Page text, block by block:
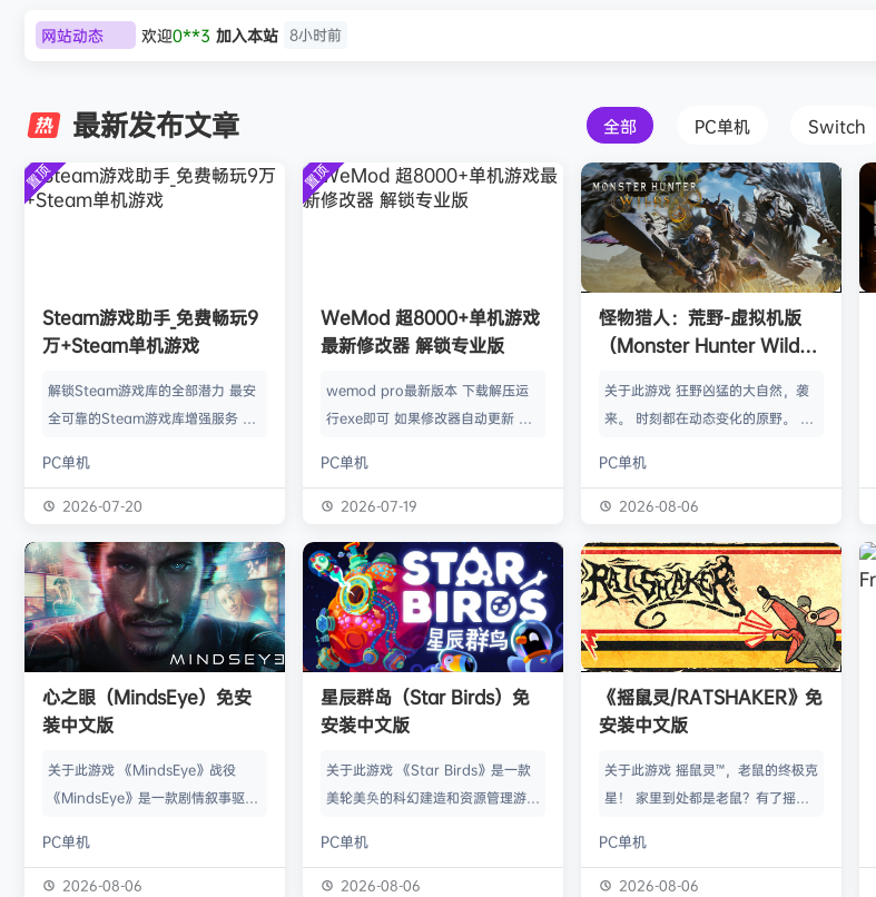
网站动态 欢迎0**3 加入本站 8小时前
欢迎j***j 加入本站
l***g 签到获取 点积分 8月5日
w******g 49 点积分 8月4日
欢迎 C****i 加入本站 8月4日
欢迎Q*H 7小时前
普洱 签到获取 点积分 8小时前
欢迎普洱 加入本站 8小时前
最新发布文章 全部 PC单机 Switch
置顶
Steam游戏助手_免费畅玩9
万+Steam单机游戏
解锁Steam游戏库的全部潜力 最安
全可靠的Steam游戏库增强服务 工
修改任何steam设置、安全可靠、
可入库游戏总数 94000+、无视已
机。 无需为每一款游戏单独付费，
只需支付一次工具费用或订阅费，即
可永久访问工具库内的成千上万款游
戏，包括昂贵的3A大作。 极大地降
低了玩游戏的经济门槛，让玩家可以
无压力地尝试各种类型的游戏。操
作…
PC单机
2026-07-20
置顶
WeMod 超8000+单机游戏
最新修改器 解锁专业版
wemod pro最新版本 下载解压运
行exe即可 如果修改器自动更新 把
r 这个文件替换到新版的即可。 We
Mod 目前支持超过千款热门游戏，
修改器原作者都入驻了，所以修改器
内容更新应该也是最全、最及时的。
千款游戏听起来不多，但其实已经涵
盖了主流热门游戏【资源名称】：w
emod pro【资源版本】：【资源
大…
PC单机
2026-07-19
怪物猎人：荒野-虚拟机版
（Monster Hunter Wilds
版
关于此游戏 狂野凶猛的大自然，袭
来。 时刻都在动态变化的原野。 这
的怪物与人们的故事。 你会化为以
狩猎强大怪物为生的“猎人”，使用狩
并逐渐解明这个世界与人们之间的关
联。 进化的狩猎动作，寻求连续不
断的沉浸感，究极的狩猎体验正等待
你的到来。 故事 数年前，在公会还
没有调查过的未踏足领域“封禁之地”
的边境上，一名少年“纳塔”获救。
公会根…
PC单机
2026-08-06
心之眼（MindsEye）免安
装中文版
关于此游戏 《MindsEye》战役
《MindsEye》是一款剧情叙事驱动
背景设定在近未来沙漠城市红石城。
你将扮演雅各布·迪亚兹——一名退
PC单机
2026-08-06
星辰群岛（Star Birds）免
安装中文版
关于此游戏 《Star Birds》是一款
美轮美奂的科幻建造和资源管理游
群繁盛起来。不论是熟知此类题材的
老手玩家，还是只想浅尝神游太空滋
PC单机
2026-08-06
《摇鼠灵/RATSHAKER》免
安装中文版
关于此游戏 摇鼠灵™，老鼠的终极克
星！ 家里到处都是老鼠？有了摇鼠
灭所有不速之客！拿在手上大力摇，
剩下的交给摇鼠灵™就行了。不用夹
PC单机
2026-08-06